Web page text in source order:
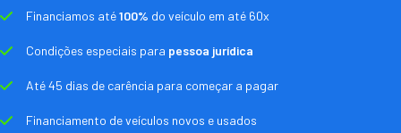
Financiamos até100% do veículo em até 60x
Condições especiais para pessoa jurídica
Até 45 dias de carência para começar a pagar
Financiamento de veículos novos e usados